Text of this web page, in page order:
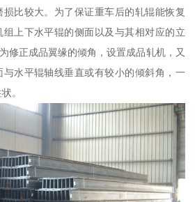
比较大。为了保证重车后的轧辊能恢复
上下水平辊的侧面以及与其相对应的立
修正成品翼缘的倾角，设置成品轧机，又
水平辊轴线垂直或有较小的倾斜角，一
。